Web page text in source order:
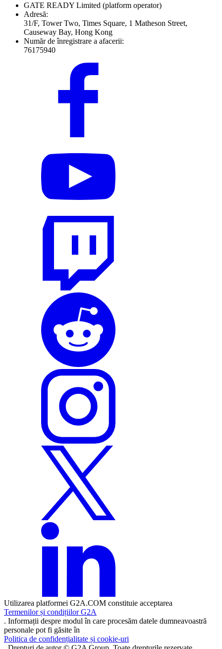
GATE READY Limited (platform operator)
Adresă:
31/F, Tower Two, Times Square, 1 Matheson Street,
Causeway Bay, Hong Kong
Număr de înregistrare a afacerii:
76175940
Utilizarea platformei G2A.COM constituie acceptarea
Termenilor și condițiilor G2A
. Informații despre modul în care procesăm datele dumneavoastră
personale pot fi găsite în
Politica de confidențialitate și cookie-uri